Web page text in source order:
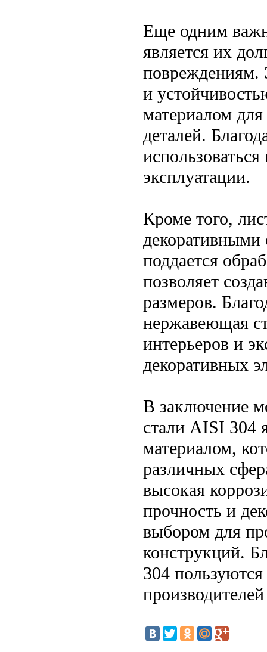
Еще одним
является их
повреждениям.
и
материалом
деталей.
эксплуатации.
Кроме того,
декоративными
поддается
позволяет
размеров.
нержавеющая
интерьеров и
декоративных
В заключение
стали AISI 304
материалом,
различных
высокая
прочность и
выбором для
конструкций.
304